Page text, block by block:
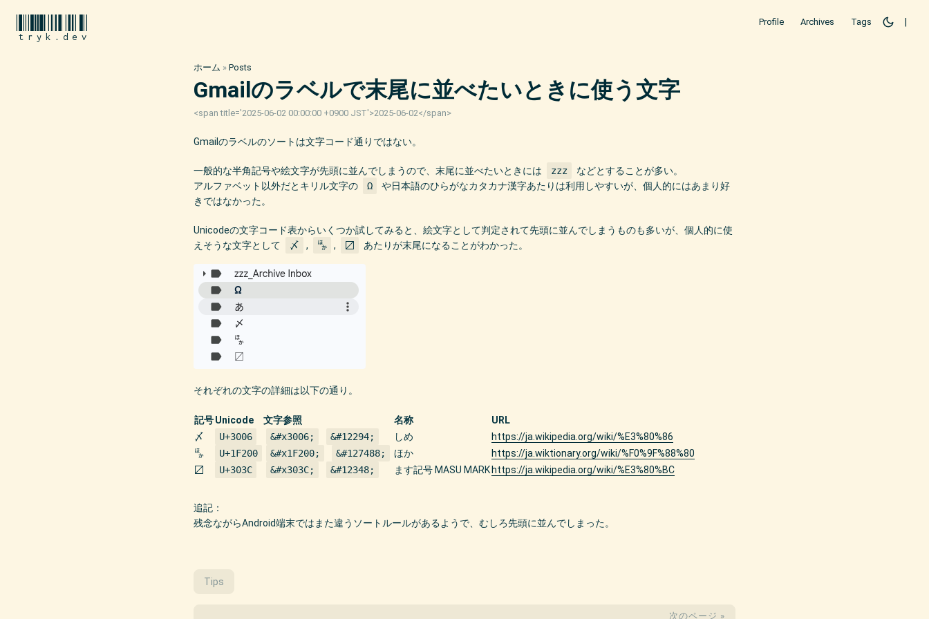
tryk.dev Profile Archives Tags
ホーム » Posts
Gmailのラベルで末尾に並べたいときに使う文字
<span title='2025-06-02 00:00:00 +0900 JST'>2025-06-02</span>
Gmailのラベルのソートは文字コード通りではない。
一般的な半角記号や絵文字が先頭に並んでしまうので、末尾に並べたいときには zzz
などとすることが多い。
アルファベット以外だとキリル文字の
Ω
や日本語のひらがなカタカナ漢字あたりは利用しやすいが、個人的にはあまり好
きではなかった。
Unicodeの文字コード表からいくつか試してみると、絵文字として判定されて先頭に並んでしまうものも多いが、個人的に使
えそうな文字として
〆 , 🈀 , 〼 あたりが末尾になることがわかった。
それぞれの文字の詳細は以下の通り。
記号Unicode 文字参照 名称
URL
〆
U+3006 &#x3006; &#12294; しめ
https://ja.wikipedia.org/wiki/%E3%80%86
🈀
U+1F200 &#x1F200; &#127488; ほか
https://ja.wiktionary.org/wiki/%F0%9F%88%80
〼
U+303C &#x303C; &#12348; ます記号 MASU MARK https://ja.wikipedia.org/wiki/%E3%80%BC
追記：
残念ながらAndroid端末ではまた違うソートルールがあるようで、むしろ先頭に並んでしまった。
Tips
次のページ »